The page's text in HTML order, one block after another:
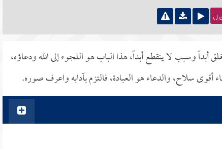
أبداً وسبب لا ينقطع أبداً، هذا الباب هو اللجوء إلى الله ودعاؤه،
سلاح، والدعاء هو العبادة، فالتزم بآدابه واعرف صوره.